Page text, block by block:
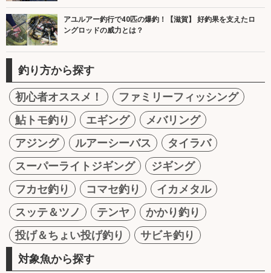
アユルアー釣行で40匹の爆釣！【滋賀】 好釣果を支えたロ
ングロッドの威力とは？
釣り方から探す
初心者オススメ！
ファミリーフィッシング
鮎トモ釣り
エギング
メバリング
アジング
ルアーシーバス
タイラバ
スーパーライトジギング
ジギング
フカセ釣り
コマセ釣り
イカメタル
スッテ＆ツノ
テンヤ
かかり釣り
投げ＆ちょい投げ釣り
サビキ釣り
対象魚から探す